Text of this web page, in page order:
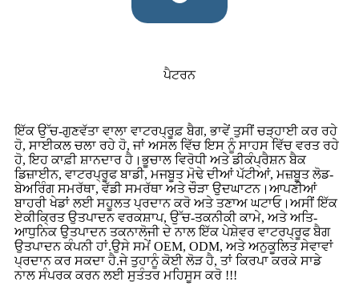
ਪੈਟਰਨ
ਇੱਕ ਉੱਚ-ਗੁਣਵੱਤਾ ਵਾਲਾ ਵਾਟਰਪ੍ਰੂਫ਼ ਬੈਗ, ਭਾਵੇਂ ਤੁਸੀਂ ਚੜ੍ਹਾਈ ਕਰ ਰਹੇ
ਹੋ, ਸਾਈਕਲ ਚਲਾ ਰਹੇ ਹੋ, ਜਾਂ ਅਸਲ ਵਿੱਚ ਇਸ ਨੂੰ ਸਾਹਸ ਵਿੱਚ ਵਰਤ ਰਹੇ
ਹੋ, ਇਹ ਕਾਫ਼ੀ ਸ਼ਾਨਦਾਰ ਹੈ।ਭੂਚਾਲ ਵਿਰੋਧੀ ਅਤੇ ਡੀਕੰਪ੍ਰੈਸ਼ਨ ਬੈਕ
ਡਿਜ਼ਾਈਨ, ਵਾਟਰਪ੍ਰੂਫ ਬਾਡੀ, ਮਜਬੂਤ ਮੋਢੇ ਦੀਆਂ ਪੱਟੀਆਂ, ਮਜ਼ਬੂਤ ​​ਲੋਡ-
ਬੇਅਰਿੰਗ ਸਮਰੱਥਾ, ਵੱਡੀ ਸਮਰੱਥਾ ਅਤੇ ਚੌੜਾ ਉਦਘਾਟਨ।ਆਪਣੀਆਂ
ਬਾਹਰੀ ਖੇਡਾਂ ਲਈ ਸਹੂਲਤ ਪ੍ਰਦਾਨ ਕਰੋ ਅਤੇ ਤਣਾਅ ਘਟਾਓ।ਅਸੀਂ ਇੱਕ
ਏਕੀਕ੍ਰਿਤ ਉਤਪਾਦਨ ਵਰਕਸ਼ਾਪ, ਉੱਚ-ਤਕਨੀਕੀ ਕਾਮੇ, ਅਤੇ ਅਤਿ-
ਆਧੁਨਿਕ ਉਤਪਾਦਨ ਤਕਨਾਲੋਜੀ ਦੇ ਨਾਲ ਇੱਕ ਪੇਸ਼ੇਵਰ ਵਾਟਰਪ੍ਰੂਫ ਬੈਗ
ਉਤਪਾਦਨ ਕੰਪਨੀ ਹਾਂ.ਉਸੇ ਸਮੇਂ OEM, ODM, ਅਤੇ ਅਨੁਕੂਲਿਤ ਸੇਵਾਵਾਂ
ਪ੍ਰਦਾਨ ਕਰ ਸਕਦਾ ਹੈ.ਜੇ ਤੁਹਾਨੂੰ ਕੋਈ ਲੋੜ ਹੈ, ਤਾਂ ਕਿਰਪਾ ਕਰਕੇ ਸਾਡੇ
ਨਾਲ ਸੰਪਰਕ ਕਰਨ ਲਈ ਸੁਤੰਤਰ ਮਹਿਸੂਸ ਕਰੋ !!!